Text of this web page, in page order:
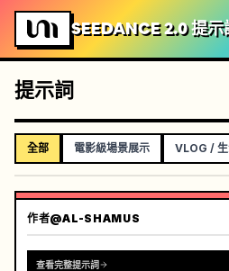
SEEDANCE 2.0 提示
提示詞
全部 電影級場景展示 VLOG /
作者@AL-SHAMUS
查看完整提示詞